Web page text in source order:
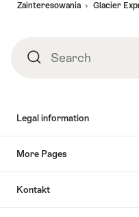
Zainteresowania
Glacier
SearchSearch
Legal information
More Pages
Kontakt